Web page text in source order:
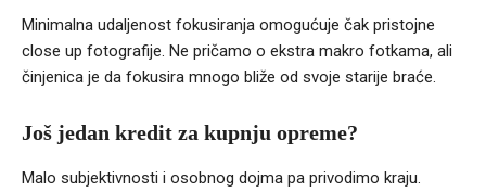
Minimalna udaljenost fokusiranja omogućuje čak pristojne
close up fotografije. Ne pričamo o ekstra makro fotkama, ali
činjenica je da fokusira mnogo bliže od svoje starije braće.
Još jedan kredit za kupnju opreme?
Malo subjektivnosti i osobnog dojma pa privodimo kraju.